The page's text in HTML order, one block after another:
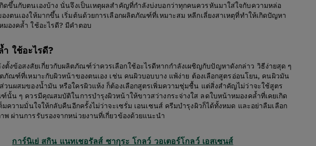
ดขึ้นกับตนเองบ้าง นั่นจึงเป็นเหตุผลสำคัญที่กำลังบ่งบอกว่าทุกคนควรหันมาใส่ใจกับความหล่อ
งตนเองให้มากขึ้น เริ่มต้นด้วยการเลือกผลิตภัณฑ์ที่เหมาะสม หลีกเลี่ยงสาเหตุที่ทำให้เกิดปัญหา
มองคล้ำ ใช้อะไรดี? มีคำตอบ
ใช้อะไรดี?
ตั้งข้อสงสัยเกี่ยวกับผลิตภัณฑ์ว่าควรเลือกใช้อะไรดีหากกำลังเผชิญกับปัญหาดังกล่าว วิธีง่ายสุด ๆ
ภัณฑ์ที่เหมาะกับผิวหน้าของตนเอง เช่น คนผิวบอบบาง แพ้ง่าย ต้องเลือกสูตรอ่อนโยน, คนผิวมัน
วนผสมของน้ำมัน หรือใครผิวแห้ง ก็ต้องเลือกสูตรเพิ่มความชุ่มชื้น แต่สิ่งสำคัญไม่ว่าจะใช้สูตร
น ๆ ควรมีคุณสมบัติในการบำรุงผิวหน้าให้ขาวสว่างกระจ่างใส ลดใบหน้าหมองคล้ำที่เคยเกิด
มความมั่นใจให้กลับคืนอีกครั้งไม่ว่าจะเซรั่ม เอนเซนส์ ครีมบำรุงผิวก็ได้ทั้งหมด และอย่าลืมเลือก
ผ่านการรับรองจากหน่วยงานที่เกี่ยวข้องด้วยแนะนำ
การ์นิเย่ สกิน แนทเชอรัลส์ ซากุระ โกลว์ วอเตอร์โกลว์ เอสเซนส์